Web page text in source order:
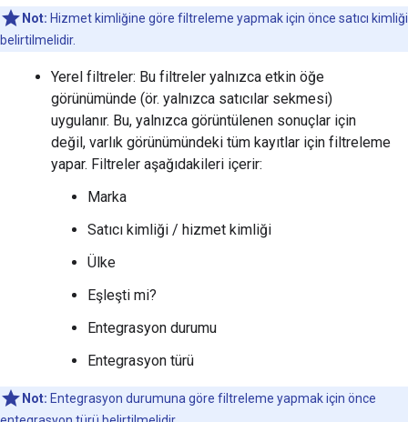
Not: Hizmet kimliğine göre filtreleme yapmak için önce satıcı kimliği
belirtilmelidir.
Yerel filtreler: Bu filtreler yalnızca etkin öğe
görünümünde (ör. yalnızca satıcılar sekmesi)
uygulanır. Bu, yalnızca görüntülenen sonuçlar için
değil, varlık görünümündeki tüm kayıtlar için filtreleme
yapar. Filtreler aşağıdakileri içerir:
Marka
Satıcı kimliği / hizmet kimliği
Ülke
Eşleşti mi?
Entegrasyon durumu
Entegrasyon türü
Not: Entegrasyon durumuna göre filtreleme yapmak için önce